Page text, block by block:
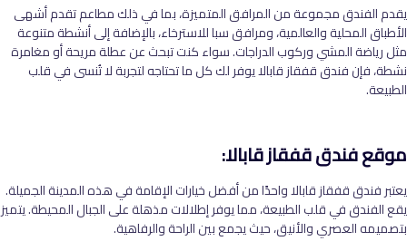
يقدم الفندق مجموعة من المرافق المتميزة، بما في ذلك مطاعم تقدم أشهى
الأطباق المحلية والعالمية، ومرافق سبا للاسترخاء، بالإضافة إلى أنشطة متنوعة
مثل رياضة المشي وركوب الدراجات. سواء كنت تبحث عن عطلة مريحة أو مغامرة
نشطة، فإن فندق قفقاز قابالا يوفر لك كل ما تحتاجه لتجربة لا تُنسى في قلب
الطبيعة.
موقع فندق قفقاز قابالا:
يعتبر فندق قفقاز قابالا واحدًا من أفضل خيارات الإقامة في هذه المدينة الجميلة.
يقع الفندق في قلب الطبيعة، مما يوفر إطلالات مذهلة على الجبال المحيطة. يتميز
بتصميمه العصري والأنيق، حيث يجمع بين الراحة والرفاهية.